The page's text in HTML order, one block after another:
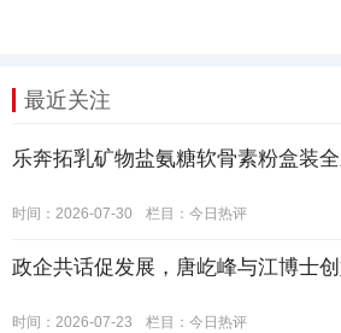
最近关注
乐奔拓乳矿物盐氨糖软骨素粉盒装全
时间：2026-07-30 栏目： 今日热评
政企共话促发展，唐屹峰与江博士
时间：2026-07-23 栏目： 今日热评